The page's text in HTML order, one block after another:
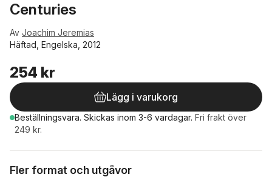
Centuries
Av Joachim Jeremias
Häftad, Engelska, 2012
254 kr
Lägg i varukorg
Beställningsvara. Skickas inom 3-6 vardagar. Fri frakt över
249 kr.
Fler format och utgåvor